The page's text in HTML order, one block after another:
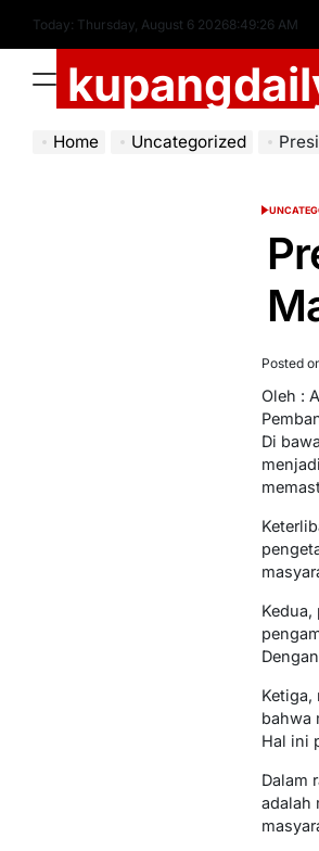
content
Today: Thursday, August 6 20268:49:27 AM
Menu
Home Uncategorized
POSTED
Posted
Oleh :
Di
Ketiga,
bahwa
Hal ini
Dalam
adalah